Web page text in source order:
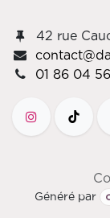
42 rue
01 86 04
Généré par